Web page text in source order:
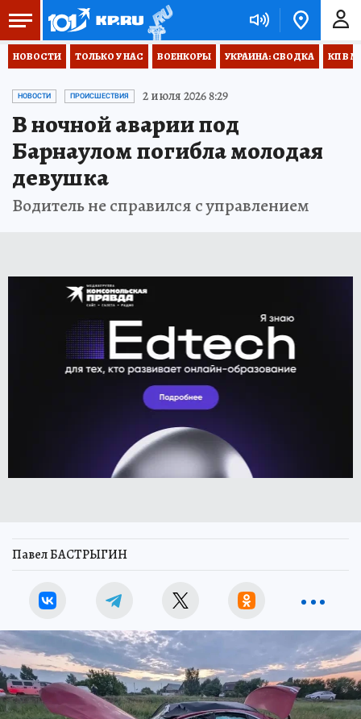
НОВОСТИ ТОЛЬКО У НАС ВОЕНКОРЫ УКРАИНА: СВОДКА КП В
НОВОСТИ ПРОИСШЕСТВИЯ 2 июля 2026 8:29
В ночной аварии под
Барнаулом погибла молодая
девушка
Водитель не справился с управлением
Павел БАСТРЫГИН